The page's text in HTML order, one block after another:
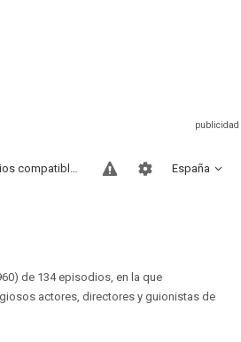
España
Sitios compatibles
de 134 episodios, en la que
actores, directores y guionistas de